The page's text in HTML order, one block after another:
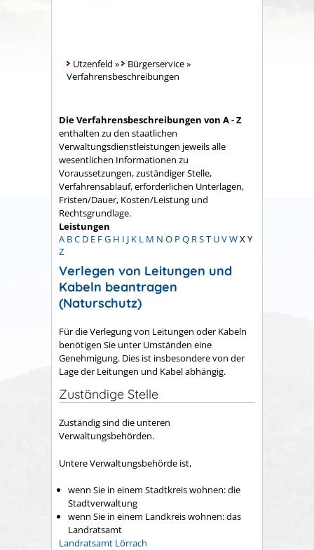
Utzenfeld » Bürgerservice»
Verfahrensbeschreibungen
Die Verfahrensbeschreibungen von A - Z
enthalten zu den staatlichen
Verwaltungsdienstleistungen jeweils alle
wesentlichen Informationen zu
Voraussetzungen, zuständiger Stelle,
Verfahrensablauf, erforderlichen Unterlagen,
Fristen/Dauer, Kosten/Leistung und
Rechtsgrundlage.
Leistungen
A BC D E FG H I J K L M N O P Q RST UVWX Y
Z
Verlegen von Leitungen und
Kabeln beantragen
(Naturschutz)
Für die Verlegung von Leitungen oder Kabeln
benötigen Sie unter Umständen eine
Genehmigung. Dies ist insbesondere von der
Lage der Leitungen und Kabel abhängig.
Zuständige Stelle
Zuständig sind die unteren
Verwaltungsbehörden.
Untere Verwaltungsbehörde ist,
wenn Sie in einem Stadtkreis wohnen: die
Stadtverwaltung
wenn Sie in einem Landkreis wohnen: das
Landratsamt
Landratsamt Lörrach